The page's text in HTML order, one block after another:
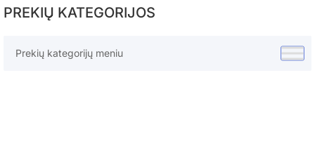
PREKIŲ KATEGORIJOS
Prekių kategorijų meniu